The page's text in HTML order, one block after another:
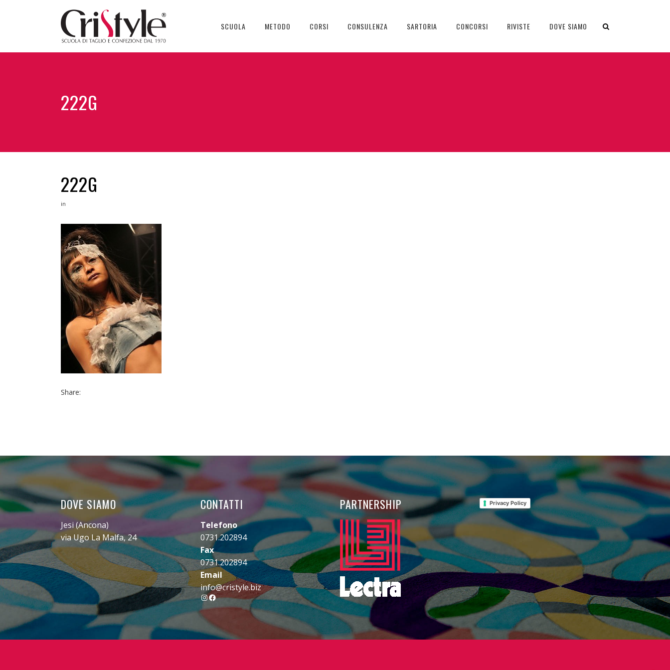
SCUOLA METODO CORSI CONSULENZA SARTORIA CONCORSI RIVISTE DOVE SIAMO
222G
222G
in
Share:
DOVE SIAMO
Jesi (Ancona)
via Ugo La Malfa, 24
CONTATTI
Telefono
0731.202894
Fax
0731.202894
Email
info@cristyle.biz
Instagram
Facebook
PARTNERSHIP Privacy Policy